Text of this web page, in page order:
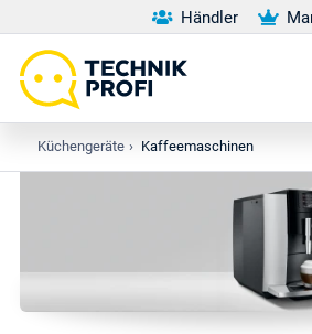
Händler
Küchengeräte › Kaffeemaschinen